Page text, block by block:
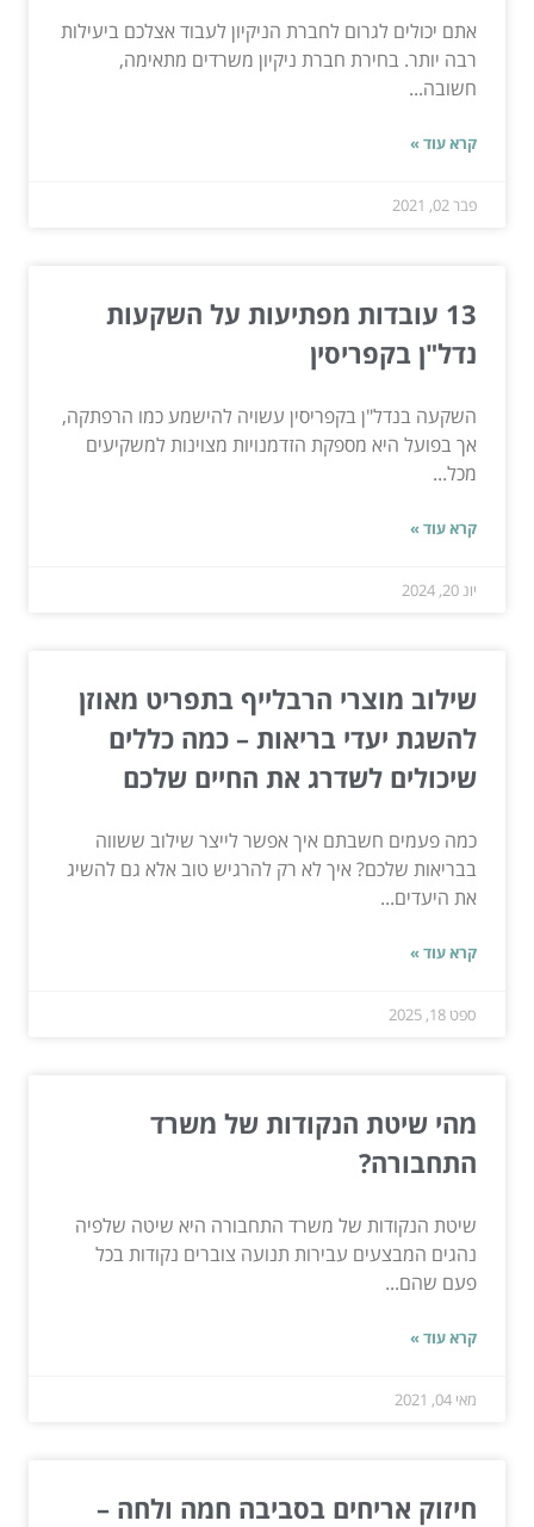
אתם יכולים לגרום לחברת הניקיון לעבוד אצלכם ביעילות
רבה יותר. בחירת חברת ניקיון משרדים מתאימה,
חשובה...
קרא עוד »
פבר 02, 2021
13 עובדות מפתיעות על השקעות
נדל"ן בקפריסין
השקעה בנדל"ן בקפריסין עשויה להישמע כמו הרפתקה,
אך בפועל היא מספקת הזדמנויות מצוינות למשקיעים
מכל...
קרא עוד »
יונ 20, 2024
שילוב מוצרי הרבלייף בתפריט מאוזן
להשגת יעדי בריאות – כמה כללים
שיכולים לשדרג את החיים שלכם
כמה פעמים חשבתם איך אפשר לייצר שילוב ששווה
בבריאות שלכם? איך לא רק להרגיש טוב אלא גם להשיג
את היעדים...
קרא עוד »
ספט 18, 2025
מהי שיטת הנקודות של משרד
התחבורה?
שיטת הנקודות של משרד התחבורה היא שיטה שלפיה
נהגים המבצעים עבירות תנועה צוברים נקודות בכל
פעם שהם...
קרא עוד »
מאי 04, 2021
חיזוק אריחים בסביבה חמה ולחה –